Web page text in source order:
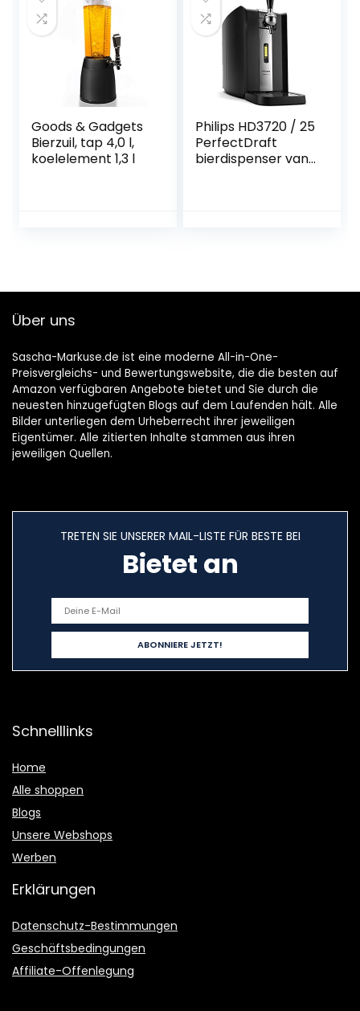
Goods & Gadgets
Bierzuil, tap 4,0 l,
koelelement 1,3 l
Philips HD3720 / 25
PerfectDraft
bierdispenser van
Über uns
Sascha-Markuse.de ist eine moderne All-in-One-
Preisvergleichs- und Bewertungswebsite, die die besten auf
Amazon verfügbaren Angebote bietet und Sie durch die
neuesten hinzugefügten Blogs auf dem Laufenden hält. Alle
Bilder unterliegen dem Urheberrecht ihrer jeweiligen
Eigentümer. Alle zitierten Inhalte stammen aus ihren
jeweiligen Quellen.
TRETEN SIE UNSERER MAIL-LISTE FÜR BESTE BEI
Bietet an
Schnelllinks
Home
Alle shoppen
Blogs
Unsere Webshops
Werben
Erklärungen
Datenschutz-Bestimmungen
Geschäftsbedingungen
Affiliate-Offenlegung